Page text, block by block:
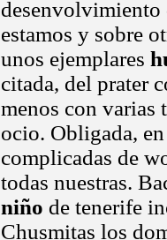
desenvolvimiento
estamos y sobre
unos ejemplares
citada, del prater
menos con varias
ocio. Obligada,
complicadas de
todas nuestras.
niño de tenerife
Chusmitas los